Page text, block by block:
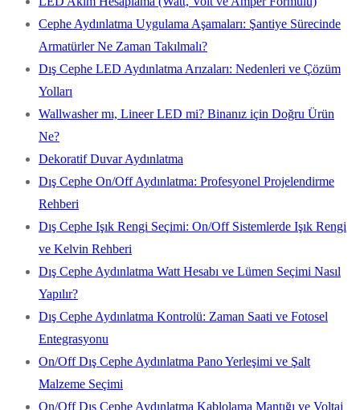
Cephe Aydınlatma Uygulama Aşamaları: Şantiye Sürecinde
Armatürler Ne Zaman Takılmalı?
Dış Cephe LED Aydınlatma Arızaları: Nedenleri ve Çözüm
Yolları
Wallwasher mı, Lineer LED mi? Binanız için Doğru Ürün
Ne?
Dekoratif Duvar Aydınlatma
Dış Cephe On/Off Aydınlatma: Profesyonel Projelendirme
Rehberi
Dış Cephe Işık Rengi Seçimi: On/Off Sistemlerde Işık Rengi
ve Kelvin Rehberi
Dış Cephe Aydınlatma Watt Hesabı ve Lümen Seçimi Nasıl
Yapılır?
Dış Cephe Aydınlatma Kontrolü: Zaman Saati ve Fotosel
Entegrasyonu
On/Off Dış Cephe Aydınlatma Pano Yerleşimi ve Şalt
Malzeme Seçimi
On/Off Dış Cephe Aydınlatma Kablolama Mantığı ve Voltaj